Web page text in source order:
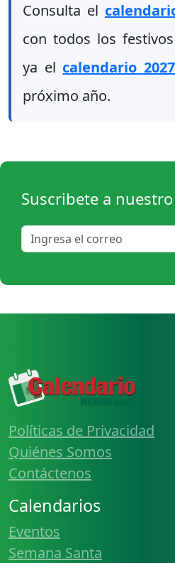
Consulta el
con todos los
ya el calendario 2027
próximo año.
Suscribete a
Políticas de Privacidad
Quiénes Somos
Contáctenos
Calendarios
Eventos
Semana Santa